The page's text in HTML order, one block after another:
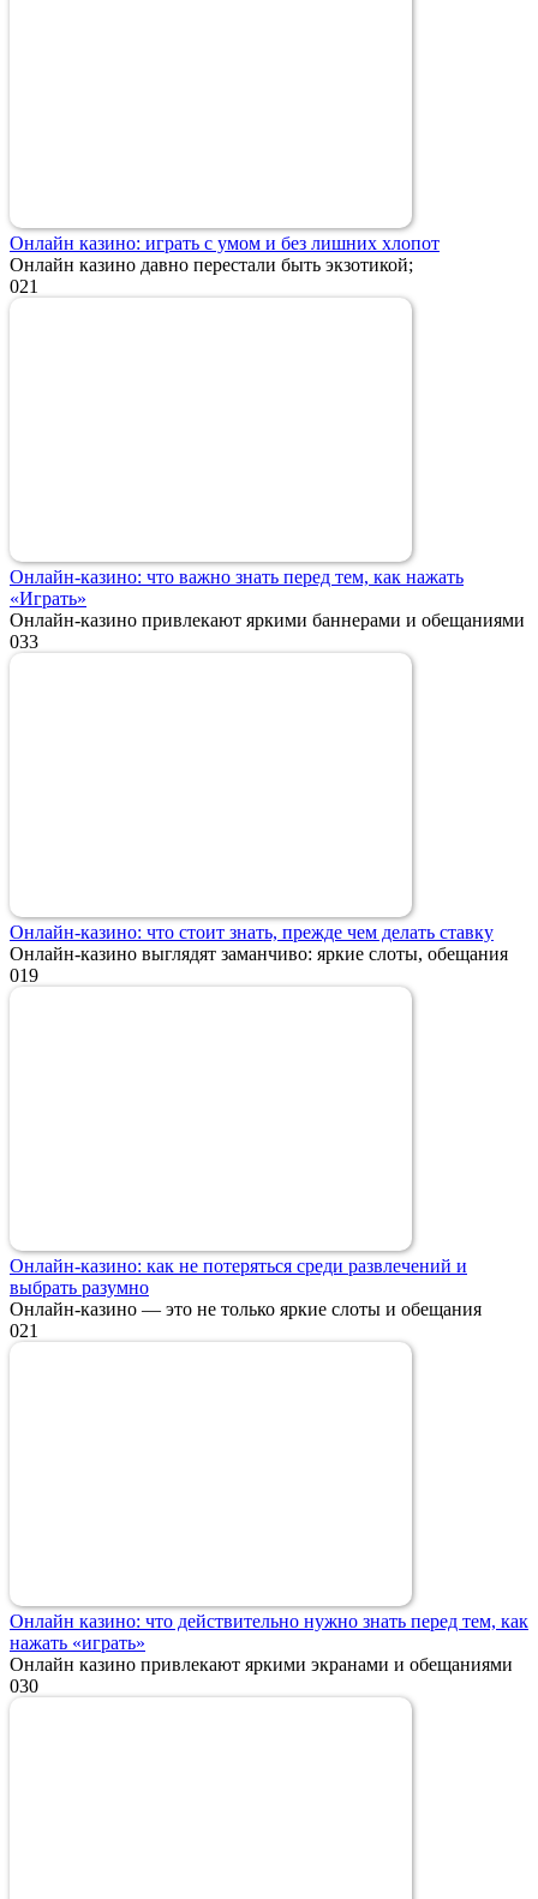
Онлайн казино: играть с умом и без лишних хлопот
Онлайн казино давно перестали быть экзотикой;
021
Онлайн-казино: что важно знать перед тем, как нажать
«Играть»
Онлайн-казино привлекают яркими баннерами и обещаниями
033
Онлайн-казино: что стоит знать, прежде чем делать ставку
Онлайн-казино выглядят заманчиво: яркие слоты, обещания
019
Онлайн-казино: как не потеряться среди развлечений и
выбрать разумно
Онлайн-казино — это не только яркие слоты и обещания
021
Онлайн казино: что действительно нужно знать перед тем, как
нажать «играть»
Онлайн казино привлекают яркими экранами и обещаниями
030